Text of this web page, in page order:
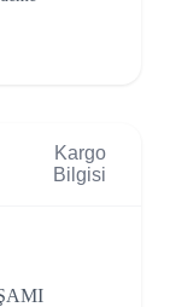
Kargo
Bilgisi